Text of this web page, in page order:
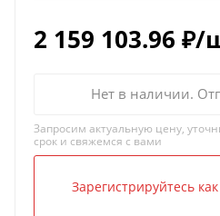
2 159 103.96 ₽/
Нет в наличии.
Запросим актуальную цену,
срок и свяжемся с вами
Зарегистрируйтесь